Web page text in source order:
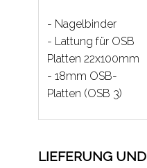
- Nagelbinder
- Lattung für OSB
Platten 22x100mm
- 18mm OSB-
Platten (OSB 3)
LIEFERUNG